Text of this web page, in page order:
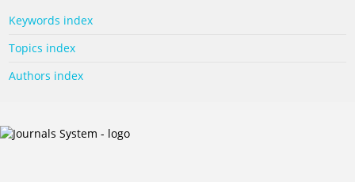
Keywords index
Topics index
Authors index